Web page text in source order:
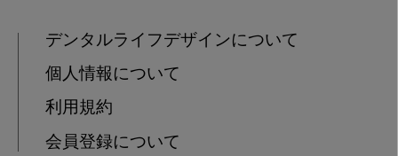
デンタルライフデザインについて
個人情報について
利用規約
会員登録について